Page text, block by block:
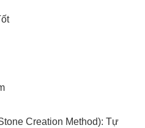
Creation Method): Tự